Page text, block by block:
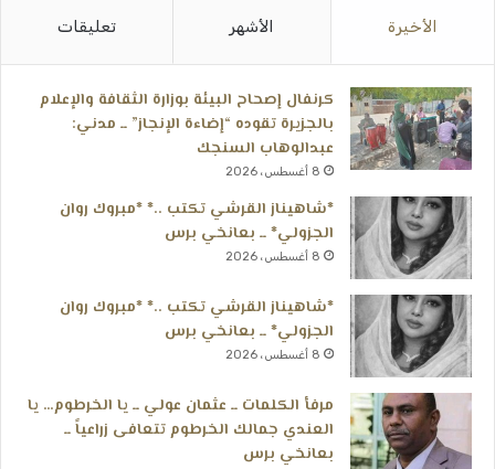
الأخيرة الأشهر تعليقات
كرنفال إصحاح البيئة بوزارة الثقافة والإعلام
بالجزيرة تقوده “إضاءة الإنجاز” ــ مدني:
عبدالوهاب السنجك
8 أغسطس، 2026
*شاهيناز القرشي تكتب ..* *مبروك روان
الجزولي* ــ بعانخي برس
8 أغسطس، 2026
*شاهيناز القرشي تكتب ..* *مبروك روان
الجزولي* ــ بعانخي برس
8 أغسطس، 2026
مرفأ الكلمات ــ عثمان عولي ــ يا الخرطوم… يا
العندي جمالك الخرطوم تتعافى زراعياً ــ
بعانخي برس